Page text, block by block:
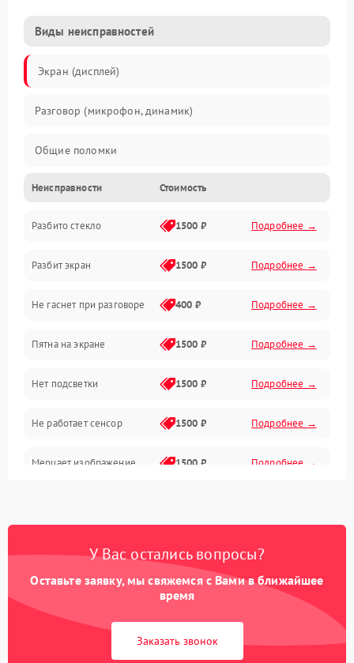
Виды неисправностей
Экран (дисплей)
Разговор (микрофон, динамик)
Общие поломки
Проблемы связи
Камеры
Проблемы с дисплеем и сенсором
Зарядка
Проблемы с питанием, зарядкой и аккумулятором
Проблемы с работой системы, корпусом и другие
Неисправности Стоимость
Разбито стекло 1500 ₽ Подробнее →
Разбит экран 1500 ₽ Подробнее →
Не гаснет при разговоре 400 ₽ Подробнее →
Пятна на экране 1500 ₽ Подробнее →
Нет подсветки 1500 ₽ Подробнее →
Не работает сенсор 1500 ₽ Подробнее →
Мерцает изображение 1500 ₽ Подробнее →
У Вас остались вопросы?
Оставьте заявку, мы свяжемся с Вами в ближайшее
время
Заказать звонок